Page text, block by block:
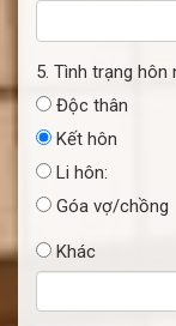
5. Tình trạng hôn
Độc thân
Kết hôn
Li hôn:
Góa vợ/chồng
Khác